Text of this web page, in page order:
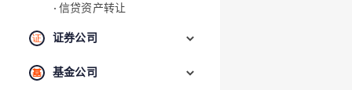
信贷资产转让
证券公司
基金公司